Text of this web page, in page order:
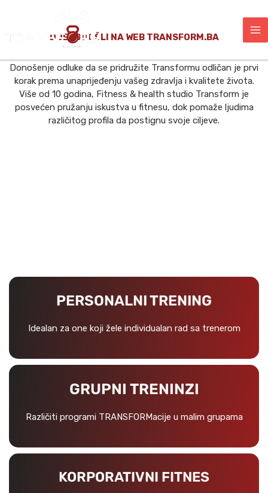
DOBRODOŠLI NA WEB TRANSFORM.BA
Donošenje odluke da se pridružite Transformu odličan je prvi
korak prema unaprijeđenju vašeg zdravlja i kvalitete života.
Više od 10 godina, Fitness & health studio Transform je
posvećen pružanju iskustva u fitnesu, dok pomaže ljudima
različitog profila da postignu svoje ciljeve.
PERSONALNI TRENING
Idealan za one koji žele individualan rad sa trenerom
GRUPNI TRENINZI
Različiti programi TRANSFORMacije u malim grupama
KORPORATIVNI FITNES